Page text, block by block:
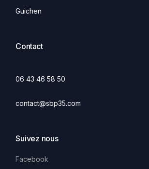
Guichen
Contact
06 43 46 58 50
contact@sbp35.com
Suivez nous
Facebook